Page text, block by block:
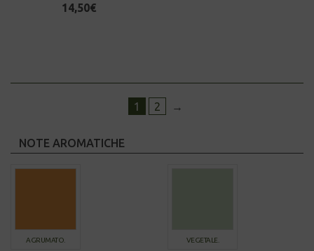
NOTE AROMATICHE
AGRUMATO. VEGETALE.
14,50€
1 2 →